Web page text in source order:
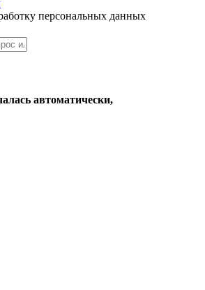
персональных данных
автоматически,